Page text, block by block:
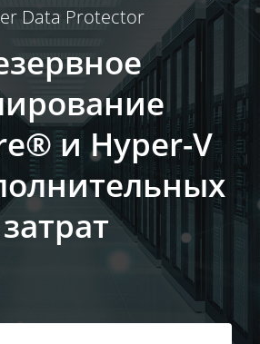
Data Protector
и Hyper-V
затрат